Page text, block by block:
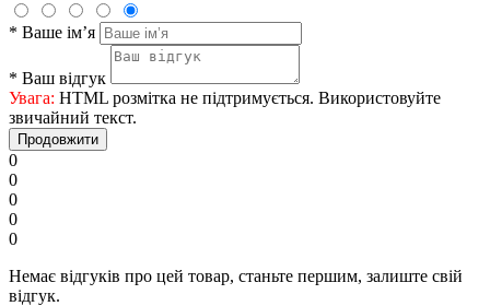
* Ваше ім’я
* Ваш відгук
Увага: HTML розмітка не підтримується. Використовуйте
звичайний текст.
Продовжити
0
0
0
0
0
Немає відгуків про цей товар, станьте першим, залиште свій
відгук.